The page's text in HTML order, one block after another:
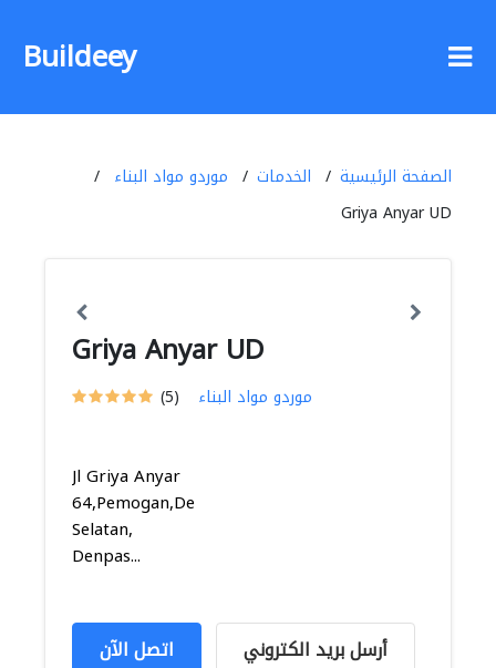
Buildeey
الصفحة الرئيسية الخدمات
موردو مواد البناء
Griya Anyar UD
Griya Anyar UD
(5) موردو مواد البناء
Jl Griya Anyar
64,Pemogan,Denpasar
Selatan,
Denpas...
اتصل الآن أرسل بريد الكتروني